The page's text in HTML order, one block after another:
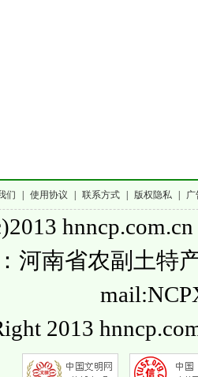
们 使用协议 联系方式 版权隐私 广
河南省农副土特
2013